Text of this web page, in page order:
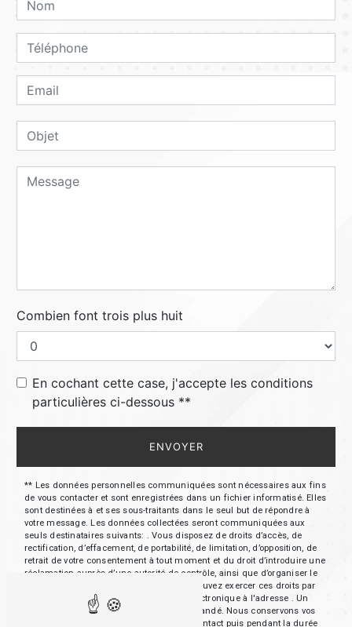
Combien font trois plus huit
En cochant cette case, j'accepte les conditions
particulières ci-dessous **
ENVOYER
** Les données personnelles communiquées sont nécessaires aux fins
de vous contacter et sont enregistrées dans un fichier informatisé. Elles
sont destinées à et ses sous-traitants dans le seul but de répondre à
votre message. Les données collectées seront communiquées aux
seuls destinataires suivants: . Vous disposez de droits d’accès, de
rectification, d’effacement, de portabilité, de limitation, d’opposition, de
retrait de votre consentement à tout moment et du droit d’introduire une
réclamation auprès d’une autorité de contrôle, ainsi que d’organiser le
sort de vos données post-mortem. Vous pouvez exercer ces droits par
voie postale à l'adresse ou par courrier électronique à l'adresse . Un
justificatif d'identité pourra vous être demandé. Nous conservons vos
données pendant la période de prise de contact puis pendant la durée